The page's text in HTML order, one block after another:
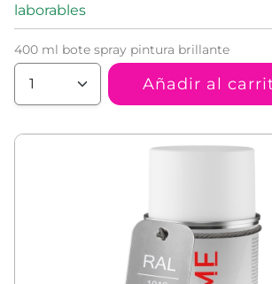
laborables
400 ml bote spray pintura brillante
Añadir al